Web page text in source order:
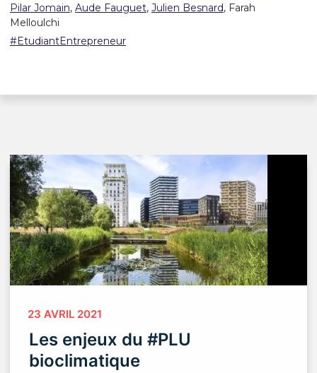
Pilar Jomain, Aude Fauguet, Julien Besnard, Farah
Melloulchi
#EtudiantEntrepreneur
23 AVRIL 2021
Les enjeux du #PLU
bioclimatique